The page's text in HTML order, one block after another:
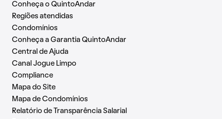
Conheça o QuintoAndar
Regiões atendidas
Condomínios
Conheça a Garantia QuintoAndar
Central de Ajuda
Canal Jogue Limpo
Compliance
Mapa do Site
Mapa de Condomínios
Relatório de Transparência Salarial